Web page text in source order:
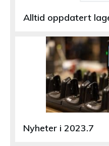
Alltid oppdatert
Nyheter i 2023.7